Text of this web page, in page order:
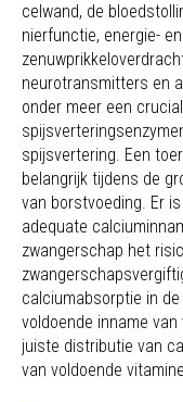
celwand, de
nierfunctie, energie-
neurotransmitters en
onder meer een
spijsvertering. Een
belangrijk tijdens de
van borstvoeding. Er
adequate
zwangerschap het
calciumabsorptie in
voldoende inname
juiste distributie van
van voldoende